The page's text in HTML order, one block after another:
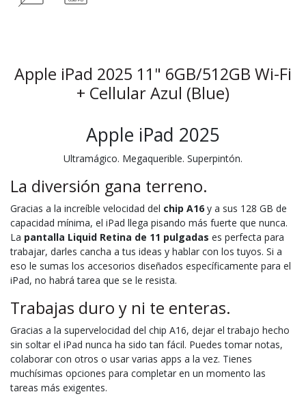
Apple iPad 2025 11" 6GB/512GB Wi-Fi
+ Cellular Azul (Blue)
Apple iPad 2025
Ultramágico. Megaquerible. Superpintón.
La diversión gana terreno.
Gracias a la increíble velocidad del chip A16 y a sus 128 GB de
capacidad mínima, el iPad llega pisando más fuerte que nunca.
La pantalla Liquid Retina de 11 pulgadas es perfecta para
trabajar, darles cancha a tus ideas y hablar con los tuyos. Si a
eso le sumas los accesorios diseñados específicamente para el
iPad, no habrá tarea que se le resista.
Trabajas duro y ni te enteras.
Gracias a la supervelocidad del chip A16, dejar el trabajo hecho
sin soltar el iPad nunca ha sido tan fácil. Puedes tomar notas,
colaborar con otros o usar varias apps a la vez. Tienes
muchísimas opciones para completar en un momento las
tareas más exigentes.